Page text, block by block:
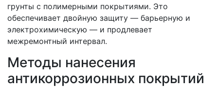
грунты с полимерными покрытиями. Это
обеспечивает двойную защиту — барьерную и
электрохимическую — и продлевает
межремонтный интервал.
Методы нанесения
антикоррозионных покрытий